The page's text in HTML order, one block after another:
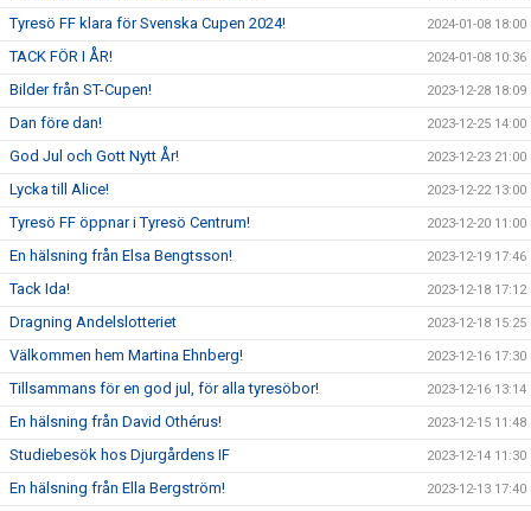
Tyresö FF klara för Svenska Cupen 2024! 2024-01-08 18:00
TACK FÖR I ÅR! 2024-01-08 10:36
Bilder från ST-Cupen! 2023-12-28 18:09
Dan före dan! 2023-12-25 14:00
God Jul och Gott Nytt År! 2023-12-23 21:00
Lycka till Alice! 2023-12-22 13:00
Tyresö FF öppnar i Tyresö Centrum! 2023-12-20 11:00
En hälsning från Elsa Bengtsson! 2023-12-19 17:46
Tack Ida! 2023-12-18 17:12
Dragning Andelslotteriet 2023-12-18 15:25
Välkommen hem Martina Ehnberg! 2023-12-16 17:30
Tillsammans för en god jul, för alla tyresöbor! 2023-12-16 13:14
En hälsning från David Othérus! 2023-12-15 11:48
Studiebesök hos Djurgårdens IF 2023-12-14 11:30
En hälsning från Ella Bergström! 2023-12-13 17:40